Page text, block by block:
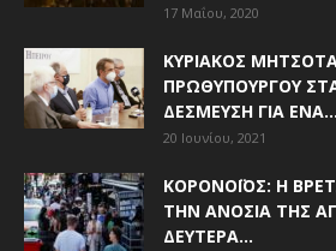
17 Μαΐου, 2020
ΚΥΡΙΆΚΟΣ
ΠΡΩΘΥΠΟΥΡΓΟΎ
ΔΈΣΜΕΥΣΗ ΓΙΑ ΈΝΑ...
20 Ιουνίου, 2021
ΚΟΡΟΝΟΪΌΣ: Η
ΤΗΝ ΑΝΟΣΊΑ ΤΗΣ
ΔΕΥΤΈΡΑ...